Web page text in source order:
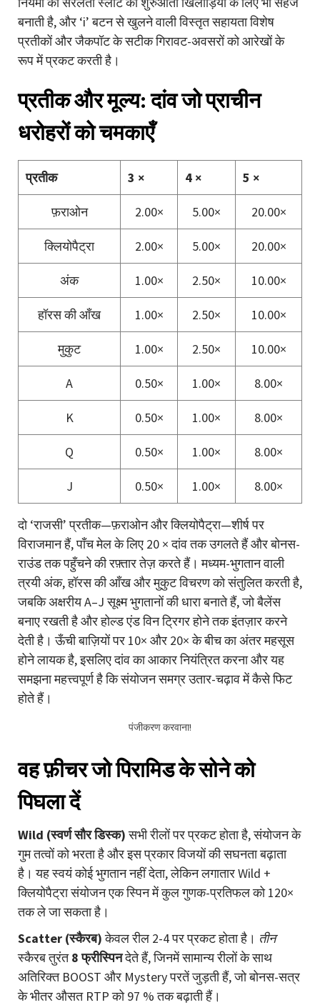
बनाती है, और ‘i’ बटन से खुलने वाली विस्तृत सहायता विशेष
प्रतीकों और जैकपॉट के सटीक गिरावट-अवसरों को आरेखों के
रूप में प्रकट करती है।
प्रतीक और मूल्य: दांव जो प्राचीन
धरोहरों को चमकाएँ
प्रतीक 3 × 4 × 5 ×
फ़राओन 2.00× 5.00× 20.00×
क्लियोपैट्रा 2.00× 5.00× 20.00×
अंक 1.00× 2.50× 10.00×
हॉरस की आँख 1.00× 2.50× 10.00×
मुकुट 1.00× 2.50× 10.00×
A 0.50× 1.00× 8.00×
K 0.50× 1.00× 8.00×
Q 0.50× 1.00× 8.00×
J 0.50× 1.00× 8.00×
दो ‘राजसी’ प्रतीक—फ़राओन और क्लियोपैट्रा—शीर्ष पर
विराजमान हैं, पाँच मेल के लिए 20 × दांव तक उगलते हैं और बोनस-
राउंड तक पहुँचने की रफ़्तार तेज़ करते हैं। मध्यम-भुगतान वाली
त्रयी अंक, हॉरस की आँख और मुकुट विचरण को संतुलित करती है,
जबकि अक्षरीय A–J सूक्ष्म भुगतानों की धारा बनाते हैं, जो बैलेंस
बनाए रखती है और होल्ड एंड विन ट्रिगर होने तक इंतज़ार करने
देती है। ऊँची बाज़ियों पर 10× और 20× के बीच का अंतर महसूस
होने लायक है, इसलिए दांव का आकार नियंत्रित करना और यह
समझना महत्त्वपूर्ण है कि संयोजन समग्र उतार-चढ़ाव में कैसे फिट
होते हैं।
पंजीकरण करवाना!
वह फ़ीचर जो पिरामिड के सोने को
पिघला दें
Wild (स्वर्ण सौर डिस्क)सभी रीलों पर प्रकट होता है, संयोजन के
गुम तत्वों को भरता है और इस प्रकार विजयों की सघनता बढ़ाता
है। यह स्वयं कोई भुगतान नहीं देता, लेकिन लगातार Wild +
क्लियोपैट्रा संयोजन एक स्पिन में कुल गुणक-प्रतिफल को 120×
तक ले जा सकता है।
Scatter (स्कैरब)केवल रील 2-4 पर प्रकट होता है। तीन
स्कैरब तुरंत8 फ्रीस्पिनदेते हैं, जिनमें सामान्य रीलों के साथ
अतिरिक्त BOOST और Mystery परतें जुड़ती हैं, जो बोनस-सत्र
के भीतर औसत RTP को 97 % तक बढ़ाती हैं।